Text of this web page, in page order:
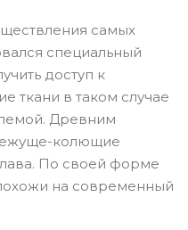
самых
специальный
доступ к
ткани в таком случае
Древним
колющие
По своей форме
на современный